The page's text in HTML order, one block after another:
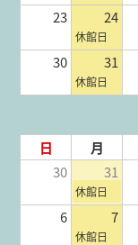
23 24
休館日
30 31
休館日
日 月
30
31
休館日
6 7
休館日